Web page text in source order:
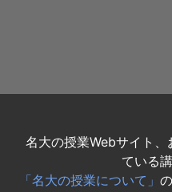
名大の授業Webサイト
ている
「名大の授業について」